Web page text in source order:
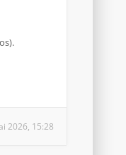
2026, 15:28